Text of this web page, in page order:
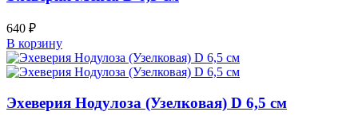
640 ₽
В корзину
Эхеверия Нодулоза (Узелковая) D 6,5 см